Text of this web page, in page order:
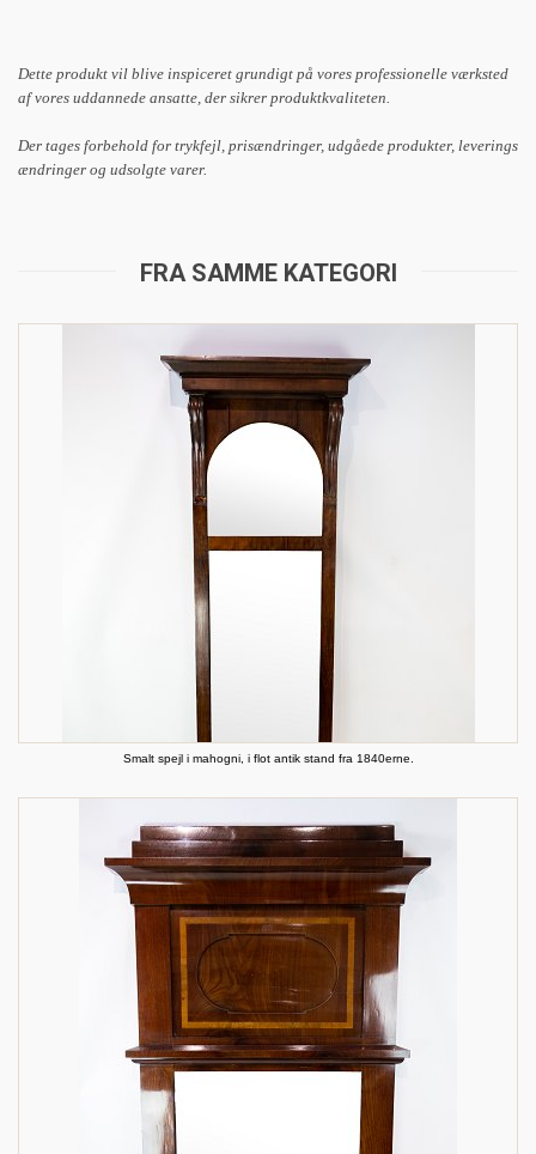
Dette produkt vil blive inspiceret grundigt på vores professionelle værksted
af vores uddannede ansatte, der sikrer produktkvaliteten.
Der tages forbehold for trykfejl, prisændringer, udgåede produkter, leverings
ændringer og udsolgte varer.
FRA SAMME KATEGORI
Smalt spejl i mahogni, i flot antik stand fra 1840erne.